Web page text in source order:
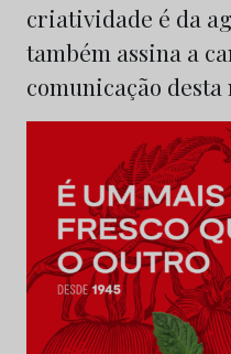
criatividade é da
também assina a
comunicação